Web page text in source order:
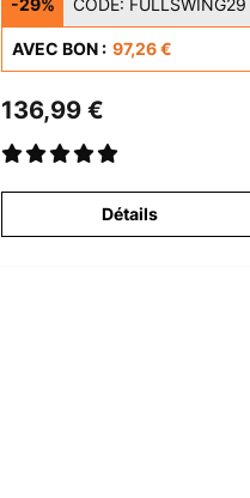
-29% CODE: FULLSWING29
AVEC BON : 97,26 €
136,99 €
Détails